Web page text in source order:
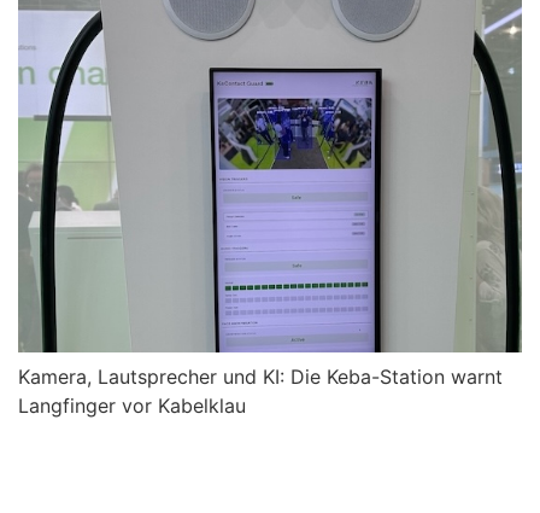
Kamera, Lautsprecher und KI: Die Keba-Station warnt
Langfinger vor Kabelklau